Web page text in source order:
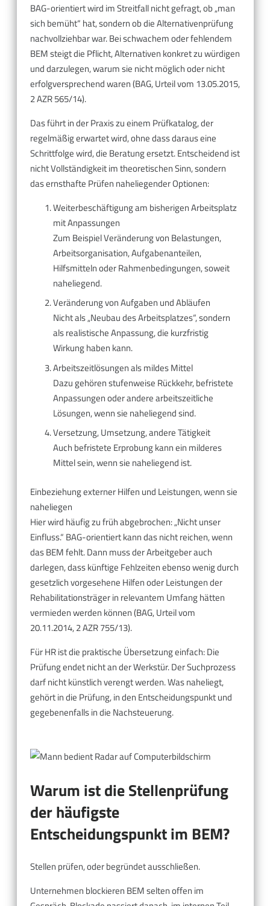
BAG-orientiert wird im Streitfall nicht gefragt, ob „man
sich bemüht“ hat, sondern ob die Alternativenprüfung
nachvollziehbar war. Bei schwachem oder fehlendem
BEM steigt die Pflicht, Alternativen konkret zu würdigen
und darzulegen, warum sie nicht möglich oder nicht
erfolgversprechend waren (BAG, Urteil vom 13.05.2015,
2 AZR 565/14).
Das führt in der Praxis zu einem Prüfkatalog, der
regelmäßig erwartet wird, ohne dass daraus eine
Schrittfolge wird, die Beratung ersetzt. Entscheidend ist
nicht Vollständigkeit im theoretischen Sinn, sondern
das ernsthafte Prüfen naheliegender Optionen:
Weiterbeschäftigung am bisherigen Arbeitsplatz
mit Anpassungen
Zum Beispiel Veränderung von Belastungen,
Arbeitsorganisation, Aufgabenanteilen,
Hilfsmitteln oder Rahmenbedingungen, soweit
naheliegend.
Veränderung von Aufgaben und Abläufen
Nicht als „Neubau des Arbeitsplatzes“, sondern
als realistische Anpassung, die kurzfristig
Wirkung haben kann.
Arbeitszeitlösungen als mildes Mittel
Dazu gehören stufenweise Rückkehr, befristete
Anpassungen oder andere arbeitszeitliche
Lösungen, wenn sie naheliegend sind.
Versetzung, Umsetzung, andere Tätigkeit
Auch befristete Erprobung kann ein milderes
Mittel sein, wenn sie naheliegend ist.
Einbeziehung externer Hilfen und Leistungen, wenn sie
naheliegen
Hier wird häufig zu früh abgebrochen: „Nicht unser
Einfluss.“ BAG-orientiert kann das nicht reichen, wenn
das BEM fehlt. Dann muss der Arbeitgeber auch
darlegen, dass künftige Fehlzeiten ebenso wenig durch
gesetzlich vorgesehene Hilfen oder Leistungen der
Rehabilitationsträger in relevantem Umfang hätten
vermieden werden können (BAG, Urteil vom
20.11.2014, 2 AZR 755/13).
Für HR ist die praktische Übersetzung einfach: Die
Prüfung endet nicht an der Werkstür. Der Suchprozess
darf nicht künstlich verengt werden. Was naheliegt,
gehört in die Prüfung, in den Entscheidungspunkt und
gegebenenfalls in die Nachsteuerung.
Warum ist die Stellenprüfung
der häufigste
Entscheidungspunkt im BEM?
Stellen prüfen, oder begründet ausschließen.
Unternehmen blockieren BEM selten offen im